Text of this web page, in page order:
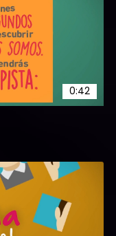
0:42